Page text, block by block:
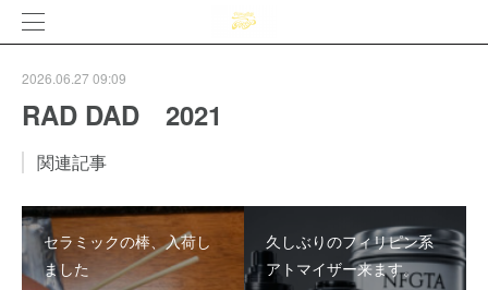
2026.06.27 09:09
RAD DAD 2021
関連記事
セラミックの棒、入荷し
ました
久しぶりのフィリピン系
アトマイザー来ます。